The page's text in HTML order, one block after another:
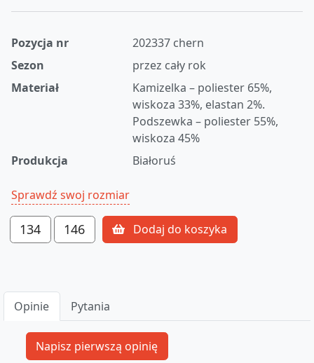
Pozycja nr
202337 chern
Sezon
przez cały rok
Materiał
Kamizelka – poliester 65%,
wiskoza 33%, elastan 2%.
Podszewka – poliester 55%,
wiskoza 45%
Produkcja
Białoruś
Sprawdź swoj rozmiar
134 146 Dodaj do koszyka
Opinie Pytania